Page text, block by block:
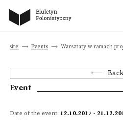
site Events Warsztaty w ramach
Back
Event
Date of the event: 12.10.2017 -